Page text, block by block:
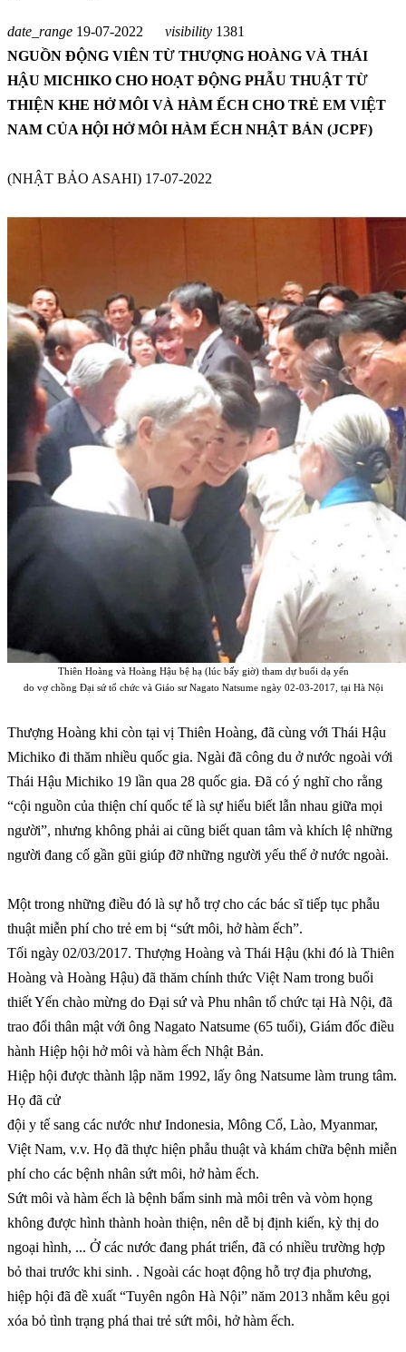
date_range 19-07-2022 visibility 1381
NGUỒN ĐỘNG VIÊN TỪ THƯỢNG HOÀNG VÀ THÁI
HẬU MICHIKO CHO HOẠT ĐỘNG PHẪU THUẬT TỪ
THIỆN KHE HỞ MÔI VÀ HÀM ẾCH CHO TRẺ EM VIỆT
NAM CỦA HỘI HỞ MÔI HÀM ẾCH NHẬT BẢN (JCPF)
(NHẬT BẢO ASAHI) 17-07-2022
Thiên Hoàng và Hoàng Hậu bệ hạ (lúc bấy giờ) tham dự buổi dạ yến
do vợ chồng Đại sứ tổ chức và Giáo sư Nagato Natsume ngày 02-03-2017, tại Hà Nội
Thượng Hoàng khi còn tại vị Thiên Hoàng, đã cùng với Thái Hậu
Michiko đi thăm nhiều quốc gia. Ngài đã công du ở nước ngoài với
Thái Hậu Michiko 19 lần qua 28 quốc gia. Đã có ý nghĩ cho rằng
“cội nguồn của thiện chí quốc tế là sự hiểu biết lẫn nhau giữa mọi
người”, nhưng không phải ai cũng biết quan tâm và khích lệ những
người đang cố gần gũi giúp đỡ những người yếu thế ở nước ngoài.
Một trong những điều đó là sự hỗ trợ cho các bác sĩ tiếp tục phẫu
thuật miễn phí cho trẻ em bị “sứt môi, hở hàm ếch”.
Tối ngày 02/03/2017. Thượng Hoàng và Thái Hậu (khi đó là Thiên
Hoàng và Hoàng Hậu) đã thăm chính thức Việt Nam trong buổi
thiết Yến chào mừng do Đại sứ và Phu nhân tổ chức tại Hà Nội, đã
trao đổi thân mật với ông Nagato Natsume (65 tuổi), Giám đốc điều
hành Hiệp hội hở môi và hàm ếch Nhật Bản.
Hiệp hội được thành lập năm 1992, lấy ông Natsume làm trung tâm.
Họ đã cử
đội y tế sang các nước như Indonesia, Mông Cổ, Lào, Myanmar,
Việt Nam, v.v. Họ đã thực hiện phẫu thuật và khám chữa bệnh miễn
phí cho các bệnh nhân sứt môi, hở hàm ếch.
Sứt môi và hàm ếch là bệnh bẩm sinh mà môi trên và vòm họng
không được hình thành hoàn thiện, nên dễ bị định kiến, kỳ thị do
ngoại hình, ... Ở các nước đang phát triển, đã có nhiều trường hợp
bỏ thai trước khi sinh. . Ngoài các hoạt động hỗ trợ địa phương,
hiệp hội đã đề xuất “Tuyên ngôn Hà Nội” năm 2013 nhằm kêu gọi
xóa bỏ tình trạng phá thai trẻ sứt môi, hở hàm ếch.